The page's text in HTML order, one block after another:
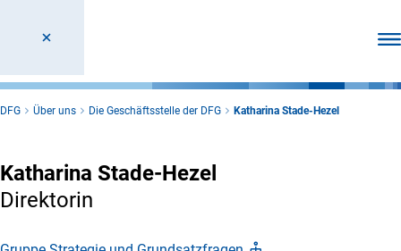
DFG Über uns Die Geschäftsstelle der DFG Katharina Stade-Hezel
Katharina Stade-Hezel
Direktorin